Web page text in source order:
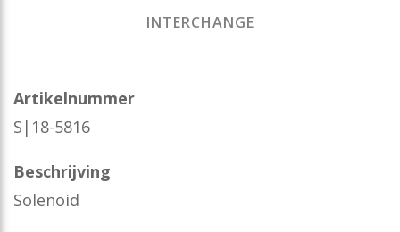
INTERCHANGE
Artikelnummer
S|18-5816
Beschrijving
Solenoid